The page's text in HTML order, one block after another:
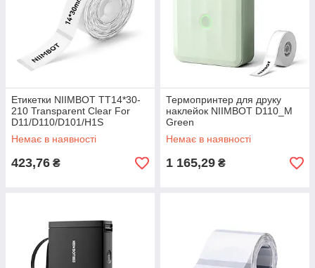
Етикетки NIIMBOT TT14*30-
210 Transparent Clear For
D11/D110/D101/H1S
(A2G88588201)
Немає в наявності
423,76 ₴
Термопринтер для друку
наклейок NIIMBOT D110_M
Green
Немає в наявності
1 165,29 ₴